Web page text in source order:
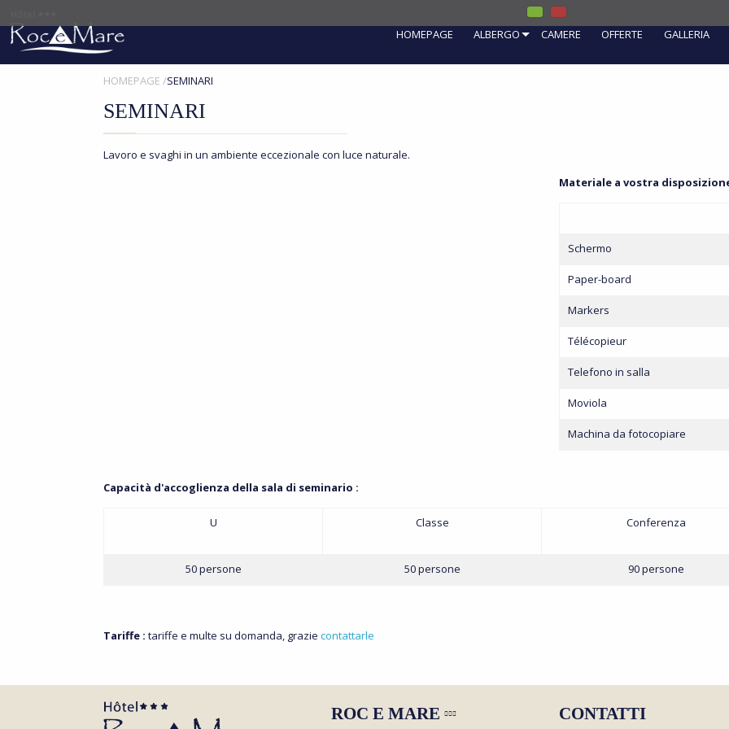
PRESENTAZIONE
BACK HOMEPAGE ALBERGO CAMERE OFFERTE GALLERIA
HOMEPAGE SEMINARI
SEMINARI
Lavoro e svaghi in un ambiente eccezionale con luce naturale.
Materiale a vostra
Schermo
Paper-board
Markers
Télécopieur
Telefono in salla
Moviola
Machina da fotocopiare
Capacità d'accoglienza della sala di seminario :
U Classe Conferenza
50 persone 50 persone 90 persone
Tariffe : tariffe e multe su domanda, grazie contattarle
ROC E MARE CONTATTI